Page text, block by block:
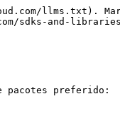
llms.txt).
sdks-and-
pacotes preferido: